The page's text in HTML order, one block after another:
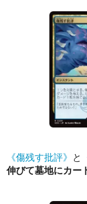
《傷残す批評》 と
伸びて墓地にカー